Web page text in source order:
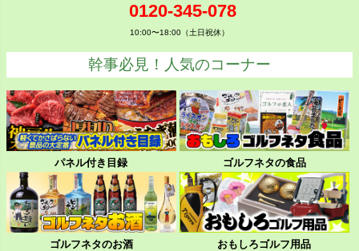
0120-345-078
10:00〜18:00（土日祝休）
幹事必見！人気のコーナー
パネル付き目録 ゴルフネタの食品
ゴルフネタのお酒 おもしろゴルフ用品